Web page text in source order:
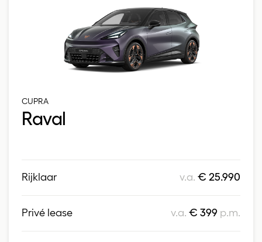
CUPRA
Raval
Rijklaar v.a.€ 25.990
Privé lease v.a.€ 399 p.m.